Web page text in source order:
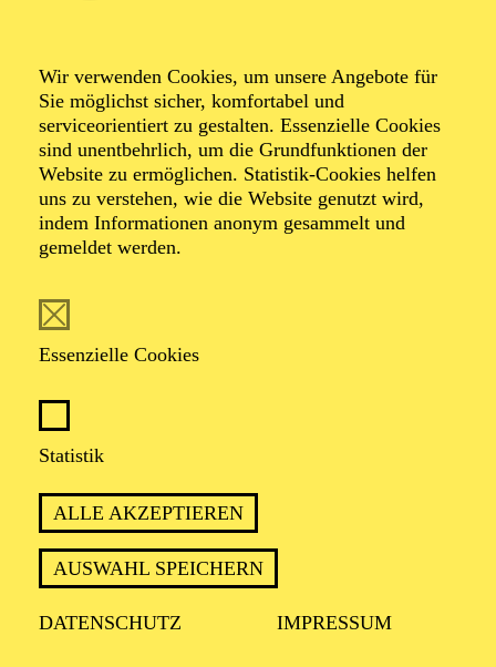
Wir verwenden Cookies, um unsere Angebote für
Sie möglichst sicher, komfortabel und
serviceorientiert zu gestalten. Essenzielle Cookies
sind unentbehrlich, um die Grundfunktionen der
Website zu ermöglichen. Statistik-Cookies helfen
uns zu verstehen, wie die Website genutzt wird,
indem Informationen anonym gesammelt und
gemeldet werden.
Essenzielle Cookies
Statistik
ALLE AKZEPTIEREN
AUSWAHL SPEICHERN
DATENSCHUTZ IMPRESSUM
Zucchini Sistaz und
Wildes Holz:
Neujahrskonzert
Veranstalter: HolzRecords GbR
TERMIN
Donnerstag 7. Januar 2027